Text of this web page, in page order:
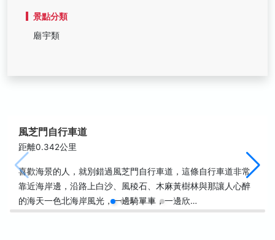
景點分類
廟宇類
風芝門自行車道
距離0.342公里
喜歡海景的人，就別錯過風芝門自行車道，這條自行車道非常
靠近海岸邊，沿路上白沙、風稜石、木麻黃樹林與那讓人心醉
的海天一色北海岸風光，一邊騎單車，一邊欣…